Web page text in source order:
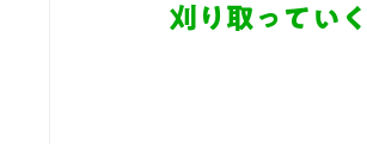
刈り取ってい